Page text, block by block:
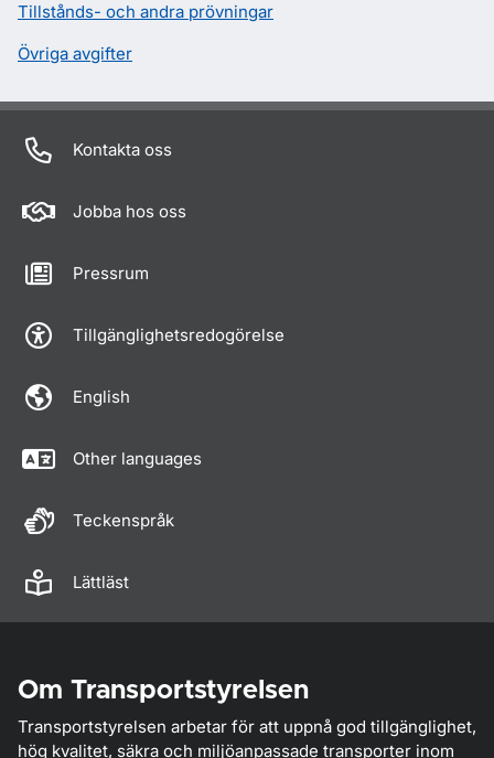
Tillstånds- och andra prövningar
Övriga avgifter
Kontakta oss
Jobba hos oss
Pressrum
Tillgänglighetsredogörelse
English
Other languages
Teckenspråk
Lättläst
Om Transportstyrelsen
Transportstyrelsen arbetar för att uppnå god tillgänglighet,
hög kvalitet, säkra och miljöanpassade transporter inom